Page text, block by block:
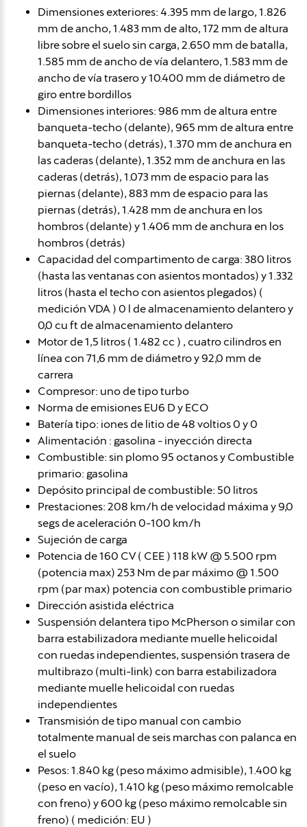
Dimensiones exteriores: 4.395 mm de largo, 1.826
mm de ancho, 1.483 mm de alto, 172 mm de altura
libre sobre el suelo sin carga, 2.650 mm de batalla,
1.585 mm de ancho de vía delantero, 1.583 mm de
ancho de vía trasero y 10.400 mm de diámetro de
giro entre bordillos
Dimensiones interiores: 986 mm de altura entre
banqueta-techo (delante), 965 mm de altura entre
banqueta-techo (detrás), 1.370 mm de anchura en
las caderas (delante), 1.352 mm de anchura en las
caderas (detrás), 1.073 mm de espacio para las
piernas (delante), 883 mm de espacio para las
piernas (detrás), 1.428 mm de anchura en los
hombros (delante) y 1.406 mm de anchura en los
hombros (detrás)
Capacidad del compartimento de carga: 380 litros
(hasta las ventanas con asientos montados) y 1.332
litros (hasta el techo con asientos plegados) (
medición VDA ) 0 l de almacenamiento delantero y
0,0 cu ft de almacenamiento delantero
Motor de 1,5 litros ( 1.482 cc ) , cuatro cilindros en
línea con 71,6 mm de diámetro y 92,0 mm de
carrera
Compresor: uno de tipo turbo
Norma de emisiones EU6 D y ECO
Batería tipo: iones de litio de 48 voltios 0 y 0
Alimentación : gasolina - inyección directa
Combustible: sin plomo 95 octanos y Combustible
primario: gasolina
Depósito principal de combustible: 50 litros
Prestaciones: 208 km/h de velocidad máxima y 9,0
segs de aceleración 0-100 km/h
Sujeción de carga
Potencia de 160 CV ( CEE ) 118 kW @ 5.500 rpm
(potencia max) 253 Nm de par máximo @ 1.500
rpm (par max) potencia con combustible primario
Dirección asistida eléctrica
Suspensión delantera tipo McPherson o similar con
barra estabilizadora mediante muelle helicoidal
con ruedas independientes, suspensión trasera de
multibrazo (multi-link) con barra estabilizadora
mediante muelle helicoidal con ruedas
independientes
Transmisión de tipo manual con cambio
totalmente manual de seis marchas con palanca en
el suelo
Pesos: 1.840 kg (peso máximo admisible), 1.400 kg
(peso en vacío), 1.410 kg (peso máximo remolcable
con freno) y 600 kg (peso máximo remolcable sin
freno) ( medición: EU )